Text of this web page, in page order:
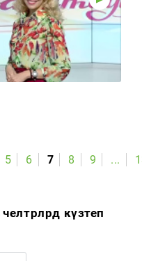
5 6 7 8 9 ...
күзәтеп